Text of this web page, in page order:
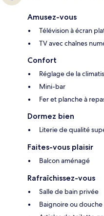
Amusez-vous
Télévision à écran
TV avec chaînes
Confort
Réglage de la
Mini-bar
Fer et planche à
Dormez bien
Literie de qualité
Faites-vous plaisir
Balcon aménagé
Rafraîchissez-vous
Salle de bain privée
Baignoire ou douche